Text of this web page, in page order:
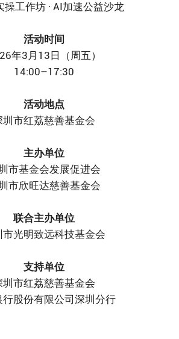
操工作坊 · AI加速公益沙龙
活动时间
年3月13日（周五）
14:00–17:30
活动地点
圳市红荔慈善基金会
主办单位
市基金会发展促进会
市欣旺达慈善基金会
联合主办单位
市光明致远科技基金会
支持单位
圳市红荔慈善基金会
行股份有限公司深圳分行